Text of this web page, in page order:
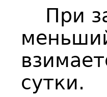
При
сутки.